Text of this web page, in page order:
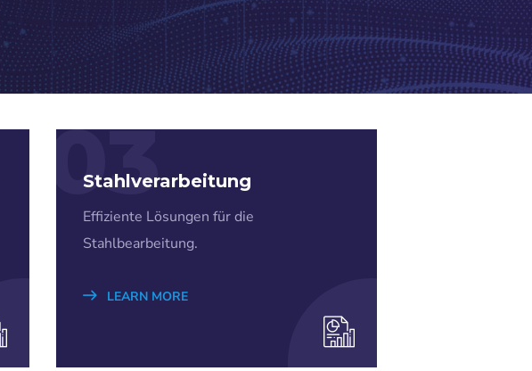
03
Stahlverarbeitung
Effiziente Lösungen für die
Stahlbearbeitung.
LEARN MORE